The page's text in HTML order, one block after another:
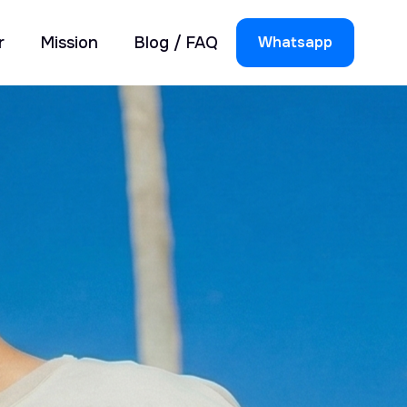
Mission Blog / FAQ Whatsapp